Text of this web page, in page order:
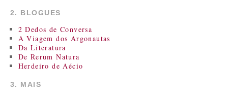
2. BLOGUES
2 Dedos de Conversa
A Viagem dos Argonautas
Da Literatura
De Rerum Natura
Herdeiro de Aécio
3. MAIS